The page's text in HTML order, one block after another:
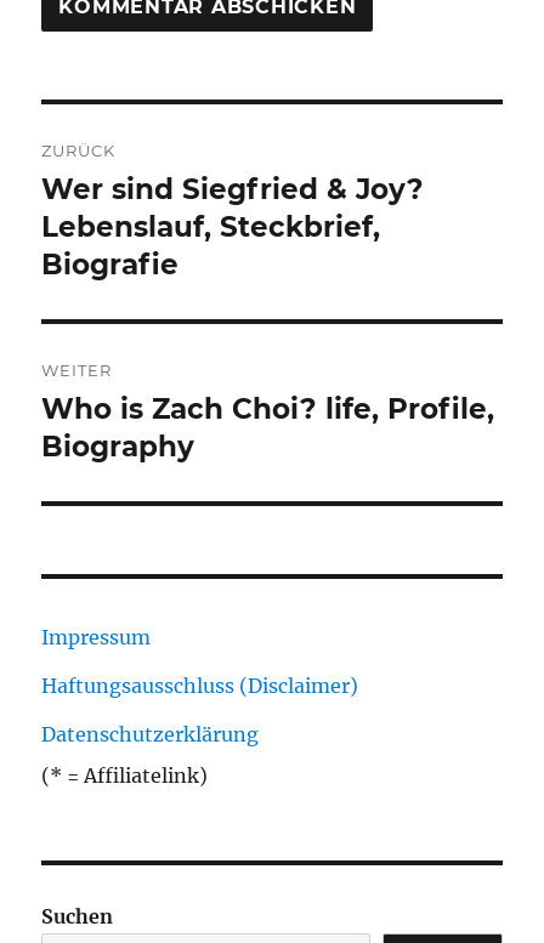
ZURÜCK
Vorheriger
Beitrag:
Wer sind Siegfried & Joy?
Lebenslauf, Steckbrief,
Biografie
WEITER
Nächster
Beitrag:
Who is Zach Choi? life, Profile,
Biography
Impressum
Haftungsausschluss (Disclaimer)
Datenschutzerklärung
(* = Affiliatelink)
Suchen